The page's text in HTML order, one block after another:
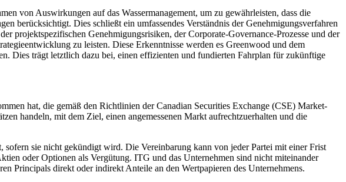
von Auswirkungen auf das Wassermanagement, um zu gewährleisten, dass die
berücksichtigt. Dies schließt ein umfassendes Verständnis der Genehmigungsverfahren
projektspezifischen Genehmigungsrisiken, der Corporate-Governance-Prozesse und der
zu leisten. Diese Erkenntnisse werden es Greenwood und dem
Dies trägt letztlich dazu bei, einen effizienten und fundierten Fahrplan für zukünftige
hat, die gemäß den Richtlinien der Canadian Securities Exchange (CSE) Market-
handeln, mit dem Ziel, einen angemessenen Markt aufrechtzuerhalten und die
sie nicht gekündigt wird. Die Vereinbarung kann von jeder Partei mit einer Frist
oder Optionen als Vergütung. ITG und das Unternehmen sind nicht miteinander
Principals direkt oder indirekt Anteile an den Wertpapieren des Unternehmens.